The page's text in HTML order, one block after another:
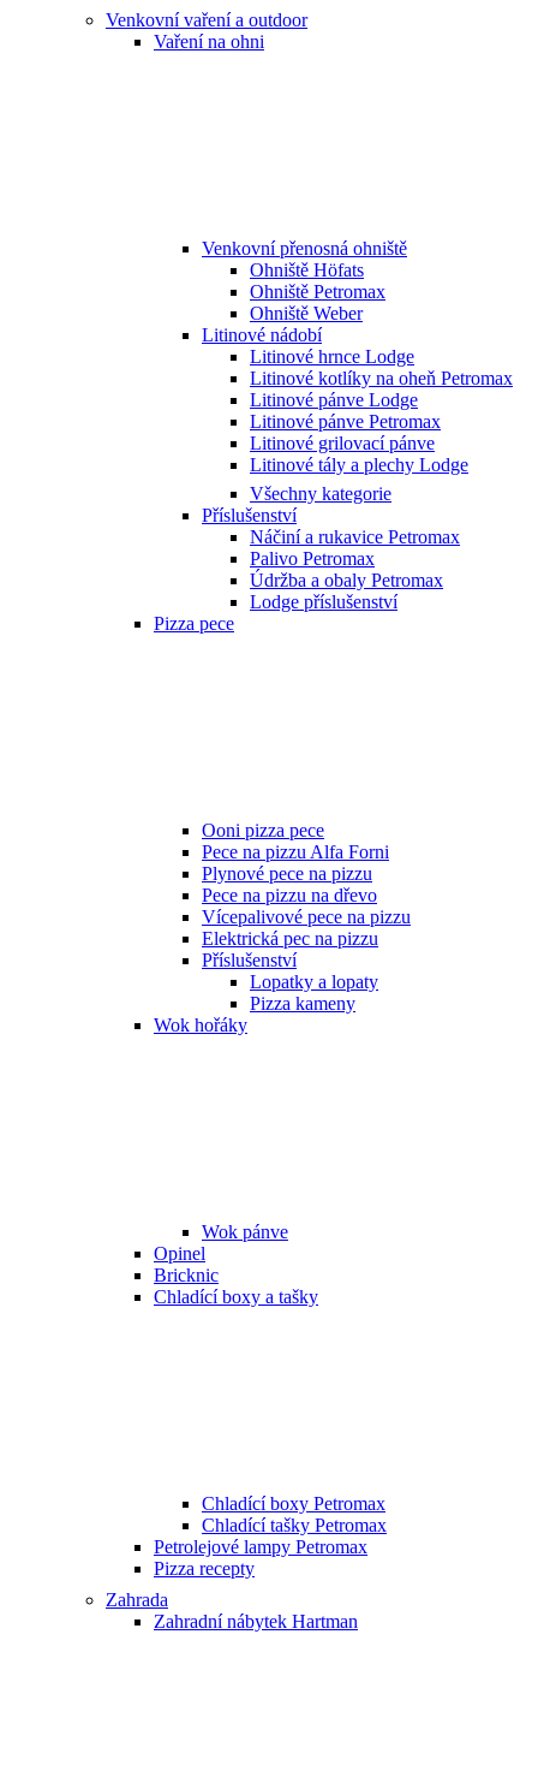
Venkovní vaření a outdoor
Vaření na ohni
Venkovní přenosná ohniště
Ohniště Höfats
Ohniště Petromax
Ohniště Weber
Litinové nádobí
Litinové hrnce Lodge
Litinové kotlíky na oheň Petromax
Litinové pánve Lodge
Litinové pánve Petromax
Litinové grilovací pánve
Litinové tály a plechy Lodge
Všechny kategorie
Příslušenství
Náčiní a rukavice Petromax
Palivo Petromax
Údržba a obaly Petromax
Lodge příslušenství
Pizza pece
Ooni pizza pece
Pece na pizzu Alfa Forni
Plynové pece na pizzu
Pece na pizzu na dřevo
Vícepalivové pece na pizzu
Elektrická pec na pizzu
Příslušenství
Lopatky a lopaty
Pizza kameny
Wok hořáky
Wok pánve
Opinel
Bricknic
Chladící boxy a tašky
Chladící boxy Petromax
Chladící tašky Petromax
Petrolejové lampy Petromax
Pizza recepty
Zahrada
Zahradní nábytek Hartman